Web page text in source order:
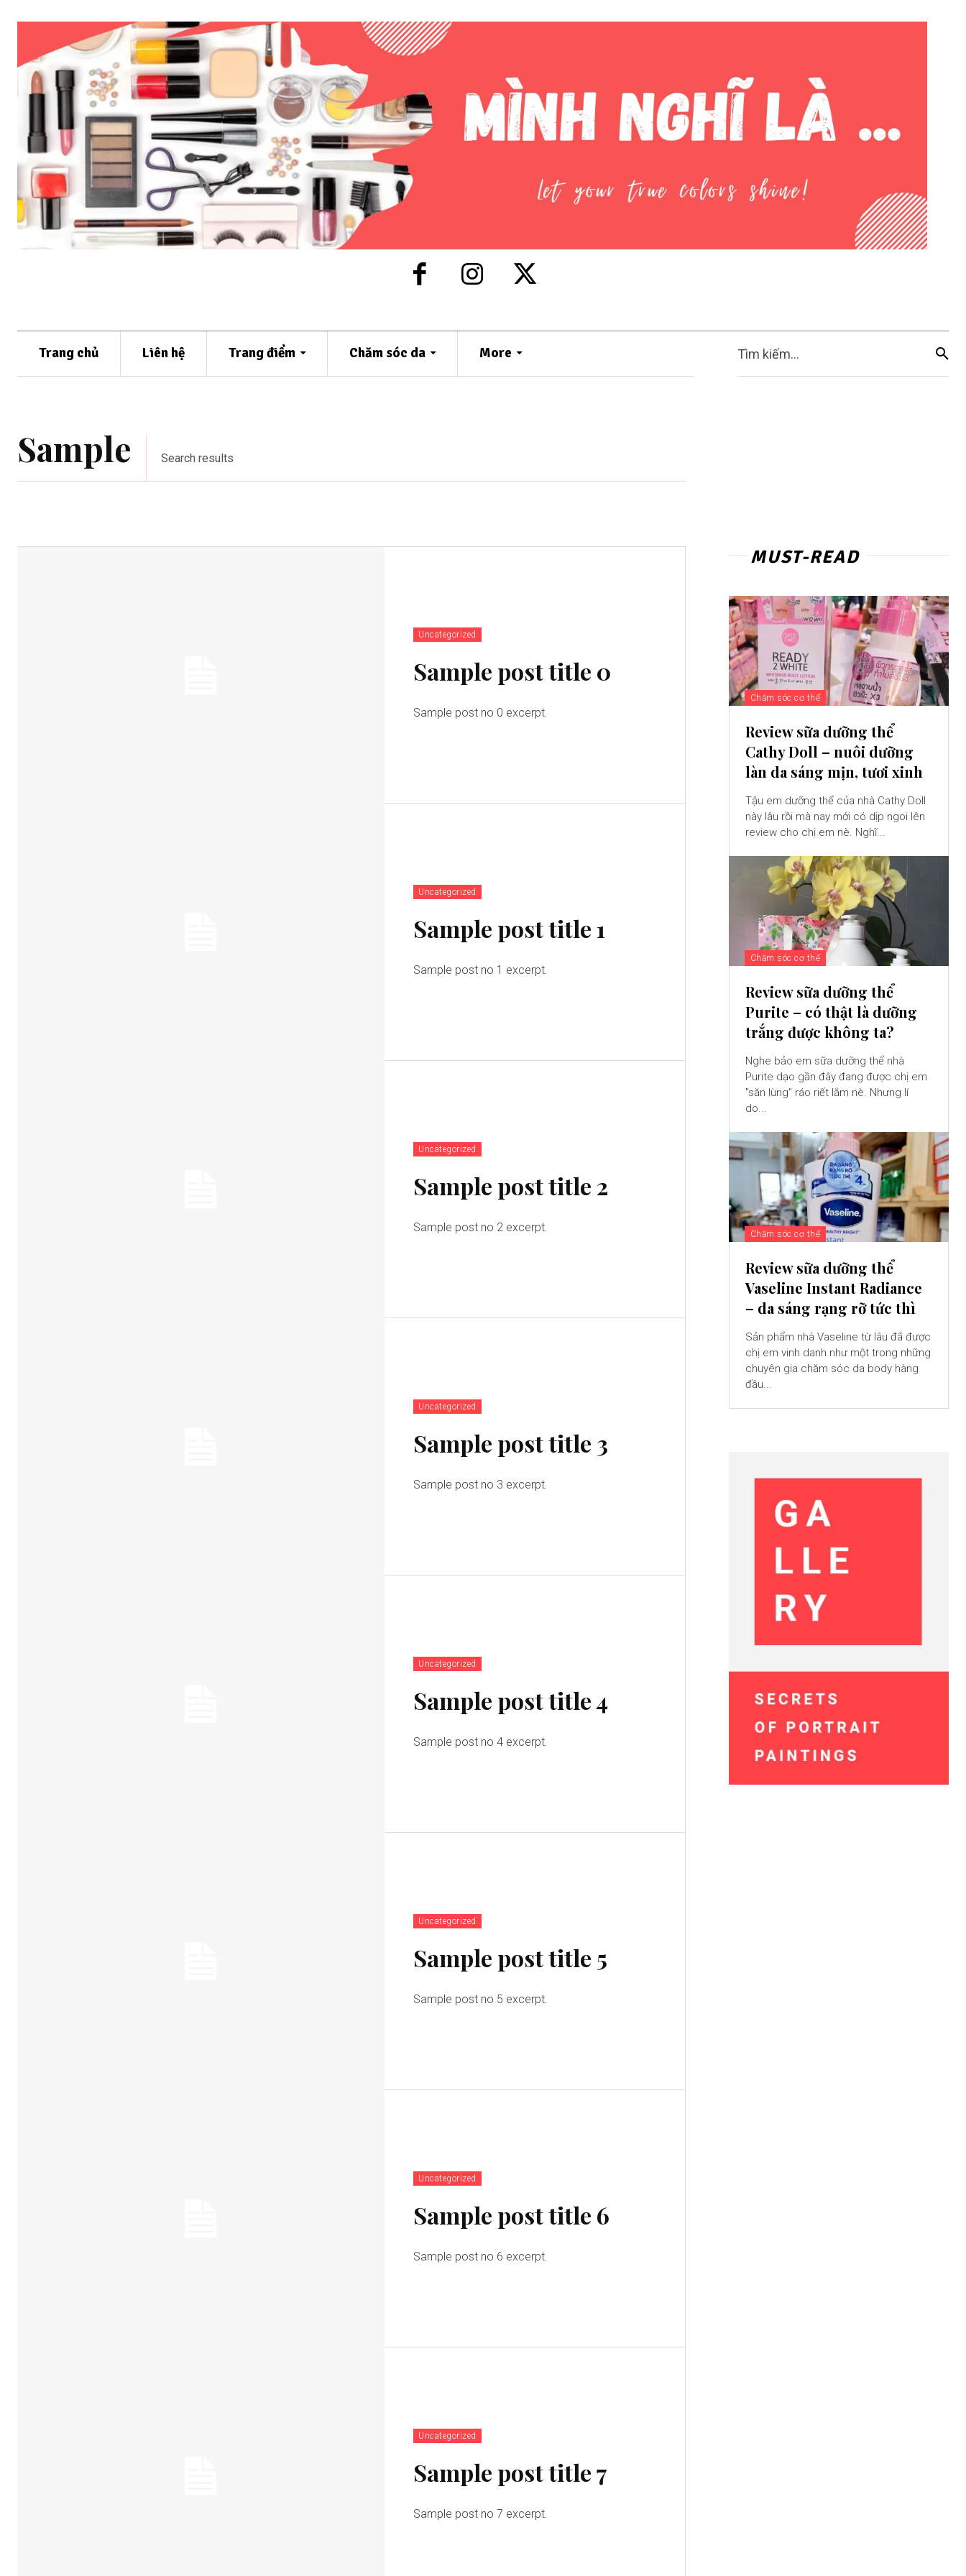
Trang chủ Liên hệ Trang điểm Chăm sóc da More Tìm kiếm...
Sample Search results
Uncategorized
Sample post title 0
Sample post no 0 excerpt.
Uncategorized
Sample post title 1
Sample post no 1 excerpt.
Uncategorized
Sample post title 2
Sample post no 2 excerpt.
Uncategorized
Sample post title 3
Sample post no 3 excerpt.
Uncategorized
Sample post title 4
Sample post no 4 excerpt.
Uncategorized
Sample post title 5
Sample post no 5 excerpt.
Uncategorized
Sample post title 6
Sample post no 6 excerpt.
Uncategorized
Sample post title 7
Sample post no 7 excerpt.
MUST-READ
Chăm sóc cơ thể
Review sữa dưỡng thể
Cathy Doll – nuôi dưỡng
làn da sáng mịn, tươi xinh
Tậu em dưỡng thể của nhà Cathy Doll
này lâu rồi mà nay mới có dịp ngoi lên
review cho chị em nè. Nghĩ...
Chăm sóc cơ thể
Review sữa dưỡng thể
Purite – có thật là dưỡng
trắng được không ta?
Nghe bảo em sữa dưỡng thể nhà
Purite dạo gần đây đang được chị em
"săn lùng" ráo riết lắm nè. Nhưng lí
do...
Chăm sóc cơ thể
Review sữa dưỡng thể
Vaseline Instant Radiance
– da sáng rạng rỡ tức thì
Sản phẩm nhà Vaseline từ lâu đã được
chị em vinh danh như một trong những
chuyên gia chăm sóc da body hàng
đầu...